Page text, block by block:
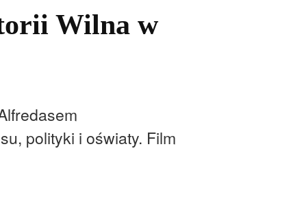
Wilna w
polityki i oświaty. Film